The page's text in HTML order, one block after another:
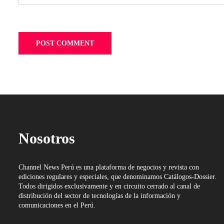
Nosotros
Channel News Perú es una plataforma de negocios y revista con
ediciones regulares y especiales, que denominamos Catálogos-Dossier.
Todos dirigidos exclusivamente y en circuito cerrado al canal de
distribución del sector de tecnologías de la información y
comunicaciones en el Perú.